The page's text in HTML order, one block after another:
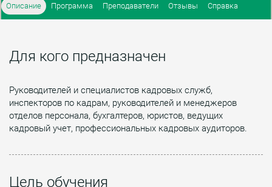
Описание Программа Преподаватели Отзывы Справка
Для кого предназначен
Руководителей и специалистов кадровых служб,
инспекторов по кадрам, руководителей и менеджеров
отделов персонала, бухгалтеров, юристов, ведущих
кадровый учет, профессиональных кадровых аудиторов.
Цель обучения